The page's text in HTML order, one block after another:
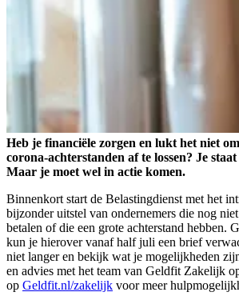
Heb je financiële zorgen en lukt het niet
corona-achterstanden af te lossen? Je
Maar je moet wel in actie komen.
Binnenkort start de Belastingdienst met het
bijzonder uitstel van ondernemers die nog
betalen of die een grote achterstand hebben.
kun je hierover vanaf half juli een brief
niet langer en bekijk wat je mogelijkheden
en advies met het team van Geldfit Zakelijk
op Geldfit.nl/zakelijk voor meer